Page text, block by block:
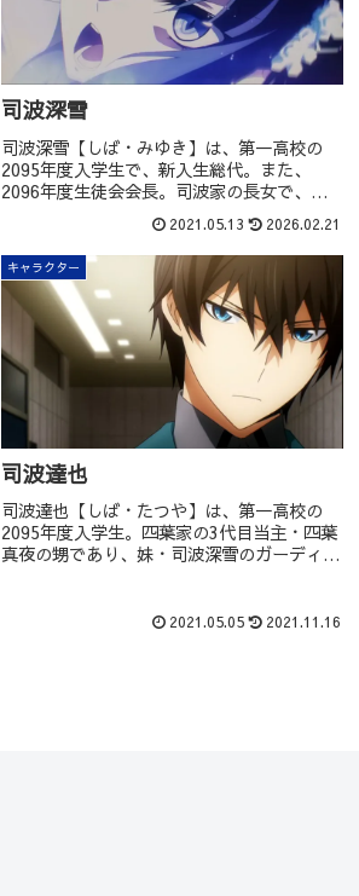
司波深雪
司波深雪【しば・みゆき】は、第一高校の
2095年度入学生で、新入生総代。また、
2096年度生徒会会長。司波家の長女で、司
波達也の妹。四葉家現当主・四葉真夜の姪。
この世のものとは思えない美貌の持ち主。自
身の行動基準の中心にあるのは達也であり、
ある事情から「自分の全ては達也のもの」だ
と思うようになった。
2021.05.13 2026.02.21
キャラクター
司波達也
司波達也【しば・たつや】は、第一高校の
2095年度入学生。四葉家の3代目当主・四葉
真夜の甥であり、妹・司波深雪のガーディア
ス・シルバー」のソフトウェア担当者でもあ
2021.05.05 2021.11.16